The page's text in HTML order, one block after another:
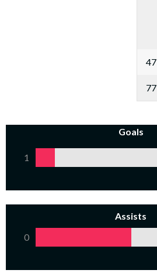
47
77
Goals
1
Assists
0